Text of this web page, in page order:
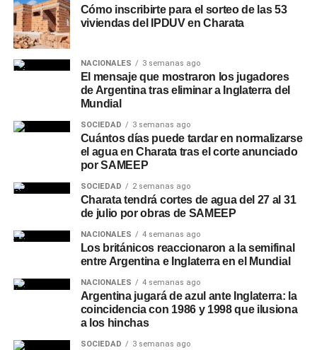
Cómo inscribirte para el sorteo de las 53
viviendas del IPDUV en Charata
NACIONALES 3 semanas ago
El mensaje que mostraron los jugadores
de Argentina tras eliminar a Inglaterra del
Mundial
SOCIEDAD 3 semanas ago
Cuántos días puede tardar en normalizarse
el agua en Charata tras el corte anunciado
por SAMEEP
SOCIEDAD 2 semanas ago
Charata tendrá cortes de agua del 27 al 31
de julio por obras de SAMEEP
NACIONALES 4 semanas ago
Los británicos reaccionaron a la semifinal
entre Argentina e Inglaterra en el Mundial
NACIONALES 4 semanas ago
Argentina jugará de azul ante Inglaterra: la
coincidencia con 1986 y 1998 que ilusiona
a los hinchas
SOCIEDAD 3 semanas ago